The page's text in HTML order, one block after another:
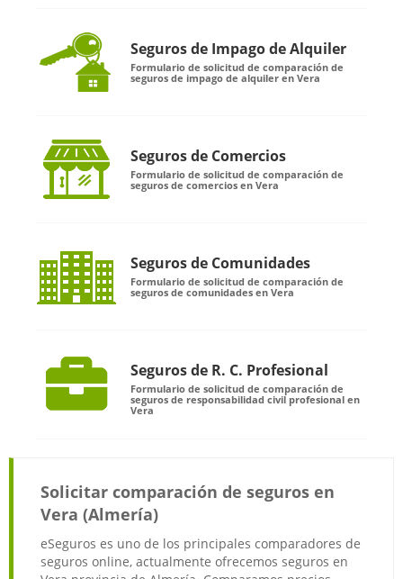
Seguros de Impago de Alquiler
Formulario de solicitud de comparación de
seguros de impago de alquiler en Vera
Seguros de Comercios
Formulario de solicitud de comparación de
seguros de comercios en Vera
Seguros de Comunidades
Formulario de solicitud de comparación de
seguros de comunidades en Vera
Seguros de R. C. Profesional
Formulario de solicitud de comparación de
seguros de responsabilidad civil profesional en
Vera
Solicitar comparación de seguros en
Vera (Almería)
eSeguros es uno de los principales comparadores de
seguros online, actualmente ofrecemos seguros en